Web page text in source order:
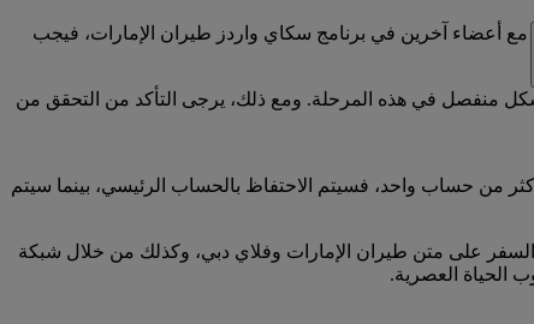
مع أعضاء آخرين في برنامج سكاي واردز طيران الإمارات، فيجب
منفصل في هذه المرحلة. ومع ذلك، يرجى التأكد من التحقق من
من حساب واحد، فسيتم الاحتفاظ بالحساب الرئيسي، بينما سيتم
على متن طيران الإمارات وفلاي دبي، وكذلك من خلال شبكة
الحياة العصرية.